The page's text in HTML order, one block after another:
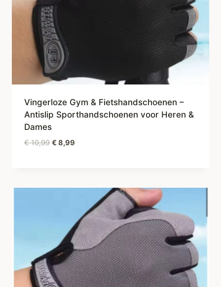
Vingerloze Gym & Fietshandschoenen –
Antislip Sporthandschoenen voor Heren &
Dames
€10,99 Oorspronkelijke
€ 8,99Huidige